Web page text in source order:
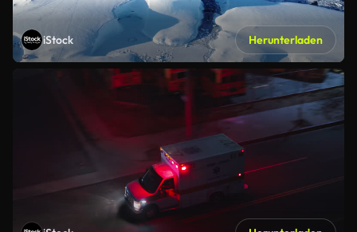
iStock Herunterladen